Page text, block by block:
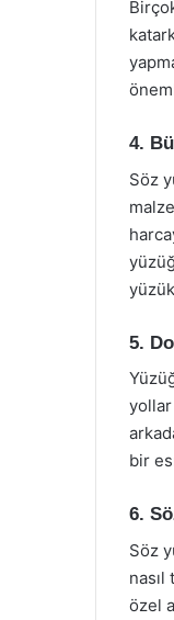
4.
Söz
5.
bir
6.
Söz
özel